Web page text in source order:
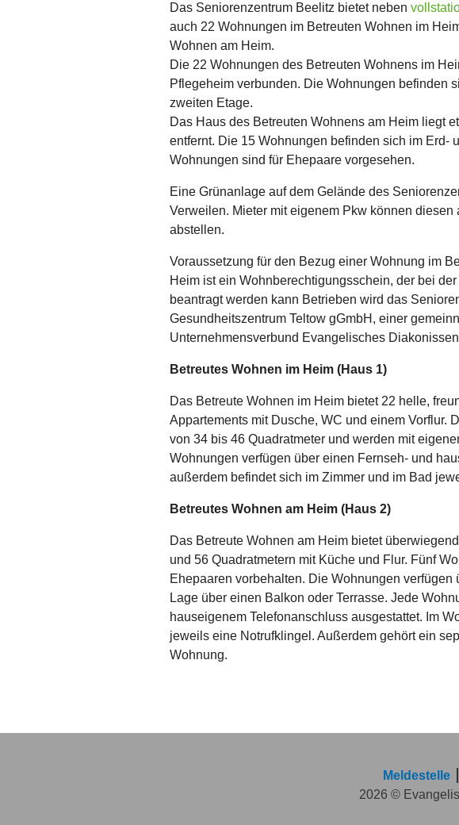
Das Seniorenzentrum Beelitz bietet neben
auch 22 Wohnungen im Betreuten Wohnen im
Wohnen am Heim.
Die 22 Wohnungen des Betreuten Wohnens im
Pflegeheim verbunden. Die Wohnungen befinden
zweiten Etage.
Das Haus des Betreuten Wohnens am Heim liegt
entfernt. Die 15 Wohnungen befinden sich im Erd-
Wohnungen sind für Ehepaare vorgesehen.
Eine Grünanlage auf dem Gelände des
Verweilen. Mieter mit eigenem Pkw können
abstellen.
Voraussetzung für den Bezug einer Wohnung im
Heim ist ein Wohnberechtigungsschein, der bei
beantragt werden kann Betrieben wird das
Gesundheitszentrum Teltow gGmbH, einer
Unternehmensverbund Evangelisches
Betreutes Wohnen im Heim (Haus 1)
Das Betreute Wohnen im Heim bietet 22 helle,
Appartements mit Dusche, WC und einem Vorflur.
von 34 bis 46 Quadratmeter und werden mit
Wohnungen verfügen über einen Fernseh- und
außerdem befindet sich im Zimmer und im Bad
Betreutes Wohnen am Heim (Haus 2)
Das Betreute Wohnen am Heim bietet
und 56 Quadratmetern mit Küche und Flur. Fünf
Ehepaaren vorbehalten. Die Wohnungen
Lage über einen Balkon oder Terrasse. Jede
hauseigenem Telefonanschluss ausgestattet. Im
jeweils eine Notrufklingel. Außerdem gehört ein
Wohnung.
Meldestelle
2026 ©